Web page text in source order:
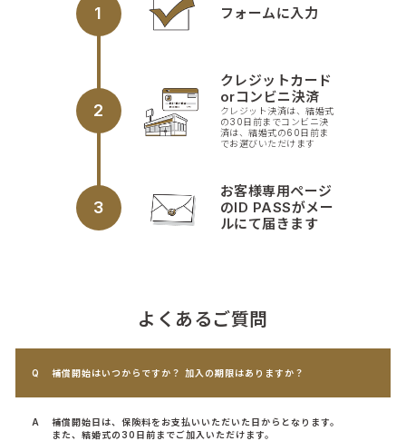
1 フォームに入力
2
クレジットカード
orコンビニ決済
クレジット決済は、結婚式
の30日前までコンビニ決
済は、結婚式の60日前ま
でお選びいただけます
3
お客様専用ページ
のID PASSがメー
ルにて届きます
よくあるご質問
補償開始はいつからですか？ 加入の期限はありますか？
補償開始日は、保険料をお支払いいただいた日からとなります。
また、結婚式の30日前までご加入いただけます。